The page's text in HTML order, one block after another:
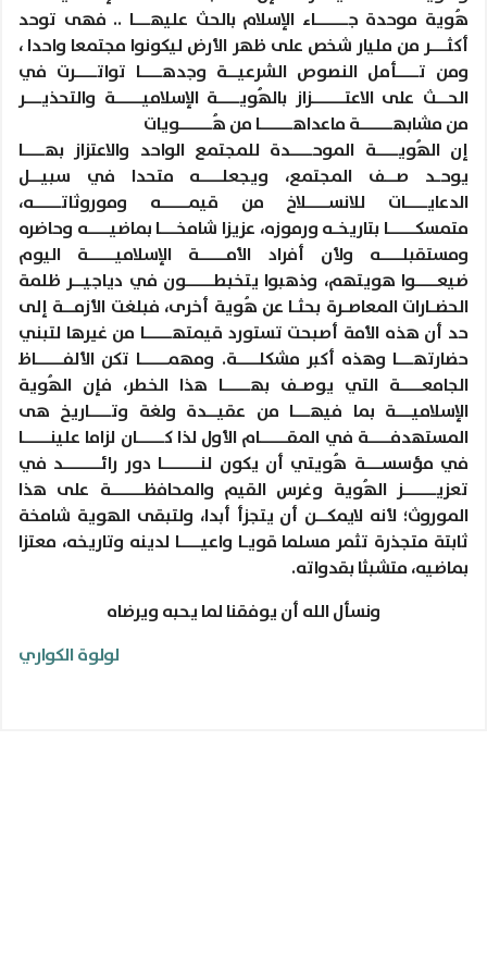
هُوية موحدة جــــــاء الإسلام بالحث عليهـــا .. فهى توحد
أكثـــر من مليار شخص على ظهر الأرض ليكونوا مجتمعا واحدا ،
ومن تــــأمل النصوص الشرعيــة وجدهــــا تواتــــرت في
الحــث على الاعتــــــزاز بالهُويــــة الإسلاميـــــة والتحذيـــر
من مشابهــــــة ماعداهــــــا من هُــــــويات
إن الهُويــــة الموحــــدة للمجتمع الواحد والاعتزاز بهــــا
يوحـد صــف المجتمع، ويجعلــــه متحدا في سبيــل
الدعايــــات للانســــلاخ من قيمـــــه وموروثاتـــــه،
متمسكـــــا بتاريخـه ورموزه، عزيزا شامخـــا بماضيــــه وحاضره
ومستقبلــــه ولأن أفراد الأمـــــة الإسلاميـــــة اليوم
ضيعــــوا هويتهم، وذهبوا يتخبطـــــون في دياجيــر ظلمة
الحضـارات المعاصـرة بحثـا عن هُوية أخرى، فبلغت الأزمــة إلى
حد أن هذه الأمة أصبحت تستورد قيمتهـــــا من غيرها لتبني
حضارتهـــا وهذه أكبر مشكلــــة. ومهمـــــا تكن الألفـــــاظ
الجامعــــة التي يوصـف بهـــــا هذا الخطر، فإن الهُوية
الإسلاميـــة بما فيهـــا من عقيــدة ولغة وتــــاريخ هى
المستهدفــــة في المقـــــام الأول لذا كـــــان لزاما علينـــــا
في مؤسســـة هُويتي أن يكون لنـــــــا دور رائـــــــد في
تعزيــــــز الهُوية وغرس القيم والمحافظــــــة على هذا
الموروث؛ لأنه لايمكــن أن يتجزأ أبدا، ولتبقى الهوية شامخة
ثابتة متجذرة تثمر مسلما قويـا واعيــــا لدينه وتاريخه، معتزا
بماضيه، متشبثا بقدواته.
ونسأل الله أن يوفقنا لما يحبه ويرضاه
لولوة الكواري